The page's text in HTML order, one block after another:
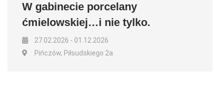
W gabinecie porcelany
ćmielowskiej…i nie tylko.
27.02.2026 - 01.12.2026
Pińczów, Piłsudskiego 2a